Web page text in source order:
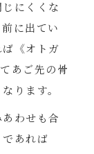
にくくな
に出てい
《オトガ
あご先の骨
ります。
わせも合
あれば